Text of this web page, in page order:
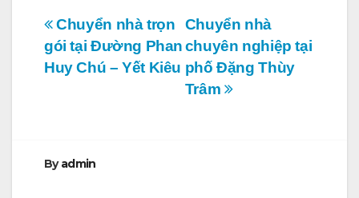
Điều
hướng
Chuyển nhà
chuyên nghiệp tại
phố Đặng Thùy
Trâm
Chuyển nhà trọn
gói tại Đường Phan
Huy Chú – Yết Kiêu
Byadmin